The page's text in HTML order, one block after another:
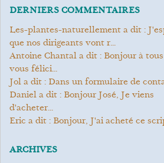
DERNIERS COMMENTAIRES
les-plantes-naturellement a dit : J'espere
que nos dirigeants vont r...
Antoine Chantal a dit : Bonjour à tous ! Je
vous félici...
Jol a dit : Dans un formulaire de
Daniel a dit : Bonjour José, Je viens
d'acheter...
Eric a dit : Bonjour, J'ai acheté ce
ARCHIVES